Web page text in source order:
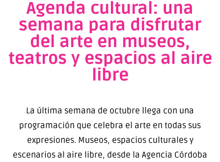
Agenda cultural: una
semana para disfrutar
del arte en museos,
teatros y espacios al aire
libre
La última semana de octubre llega con una
programación que celebra el arte en todas sus
expresiones. Museos, espacios culturales y
escenarios al aire libre, desde la Agencia Córdoba